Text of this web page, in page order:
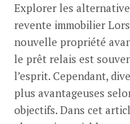
Explorer les
revente immobilier
nouvelle propriété
le prêt relais est
l’esprit. Cependant,
plus avantageuses
objectifs. Dans cet